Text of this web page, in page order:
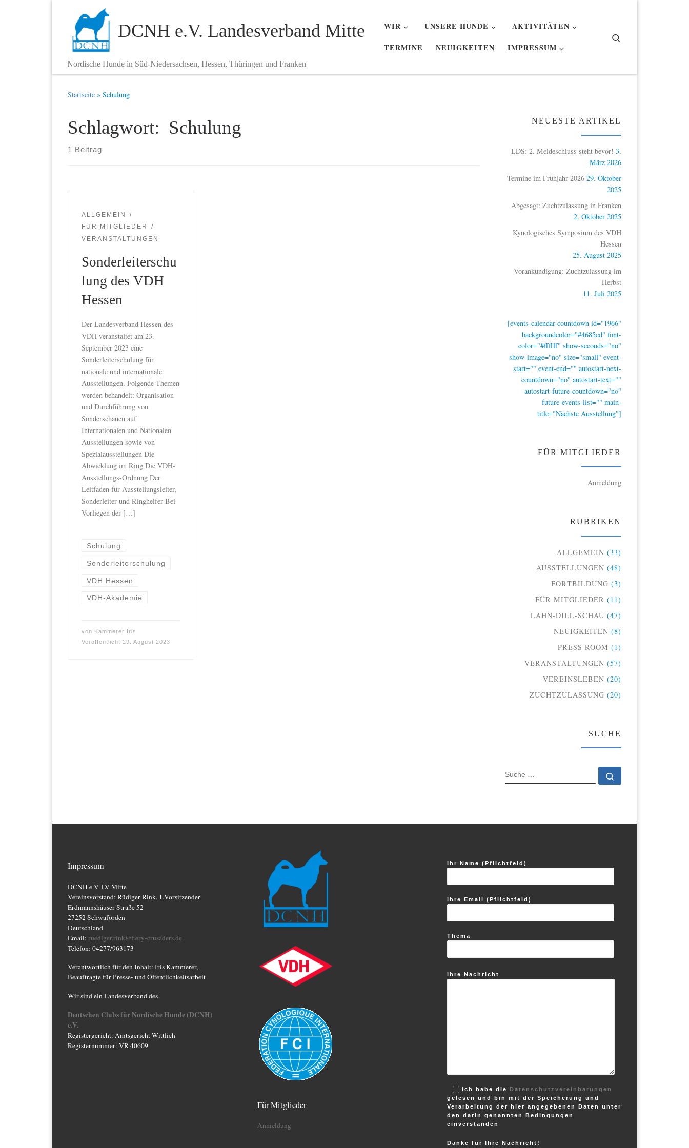
Zum Inhalt springen
DCNH e.V. Landesverband Mitte
Nordische Hunde in Süd-Niedersachsen, Hessen, Thüringen und Franken
WIR UNSERE HUNDE
AKTIVITÄTEN
TERMINE
NEUIGKEITEN IMPRESSUM
Startseite » Schulung
Schlagwort: Schulung
1 Beitrag
ALLGEMEIN
FÜR MITGLIEDER
VERANSTALTUNGEN
Sonderleiterschu
lung des VDH
Hessen
Der Landesverband Hessen des
VDH veranstaltet am 23.
September 2023 eine
Sonderleiterschulung für
nationale und internationale
Ausstellungen. Folgende Themen
werden behandelt: Organisation
und Durchführung von
Sonderschauen auf
Internationalen und Nationalen
Ausstellungen sowie von
Spezialausstellungen Die
Abwicklung im Ring Die VDH-
Ausstellungs-Ordnung Der
Leitfaden für Ausstellungsleiter,
Sonderleiter und Ringhelfer Bei
Vorliegen der […]
Schulung
Sonderleiterschulung
VDH Hessen
VDH-Akademie
von Kammerer Iris
Veröffentlicht 29. August 2023
NEUESTE ARTIKEL
LDS: 2. Meldeschluss steht bevor! 3.
März 2026
Termine im Frühjahr 2026 29. Oktober
2025
Abgesagt: Zuchtzulassung in Franken
2. Oktober 2025
Kynologisches Symposium des VDH
Hessen
25. August 2025
Vorankündigung: Zuchtzulassung im
Herbst
11. Juli 2025
[events-calendar-countdown id="1966"
backgroundcolor="#4685cd" font-
color="#ffffff" show-seconds="no"
show-image="no" size="small" event-
start="" event-end="" autostart-next-
countdown="no" autostart-text=""
autostart-future-countdown="no"
future-events-list="" main-
title="Nächste Ausstellung"]
FÜR MITGLIEDER
Anmeldung
RUBRIKEN
ALLGEMEIN (33)
AUSSTELLUNGEN (48)
FORTBILDUNG (3)
FÜR MITGLIEDER (11)
LAHN-DILL-SCHAU (47)
NEUIGKEITEN (8)
PRESS ROOM (1)
VERANSTALTUNGEN (57)
VEREINSLEBEN (20)
ZUCHTZULASSUNG (20)
SUCHE
SUCHE
Impressum
DCNH e.V. LV Mitte
Vereinsvorstand: Rüdiger Rink, 1.Vorsitzender
Erdmannshäuser Straße 52
27252 Schwaförden
Deutschland
Email: ruediger.rink@fiery-crusaders.de
Telefon: 04277/963173
Verantwortlich für den Inhalt: Iris Kammerer,
Beauftragte für Presse- und Öffentlichkeitsarbeit
Wir sind ein Landesverband des
Deutschen Clubs für Nordische Hunde (DCNH)
e.V.
Registergericht: Amtsgericht Wittlich
Registernummer: VR 40609
Für Mitglieder
Anmeldung
Ihr Name (Pflichtfeld)
Ihre Email (Pflichtfeld)
Thema
Ihre Nachricht
Ich habe die Datenschutzvereinbarungen
gelesen und bin mit der Speicherung und
Verarbeitung der hier angegebenen Daten unter
den darin genannten Bedingungen
einverstanden
Danke für Ihre Nachricht!